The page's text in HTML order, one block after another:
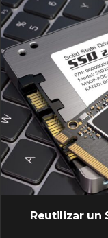
Reutilizar un